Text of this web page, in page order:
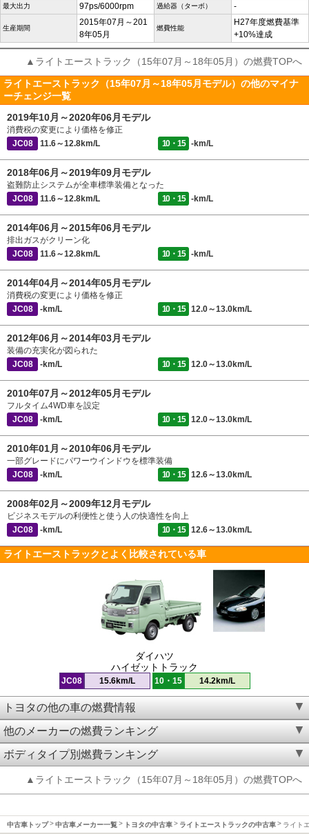
最大出力 97ps/6000rpm 過給器（ターボ） -
生産期間
2015年07月～201
8年05月
燃費性能
H27年度燃費基準
+10%達成
▲ライトエーストラック（15年07月～18年05月）の燃費TOPへ
ライトエーストラック（15年07月～18年05月モデル）の他のマイナ
ーチェンジ一覧
2019年10月～2020年06月モデル
消費税の変更により価格を修正
JC08
11.6～12.8km/L 10・15 -km/L
2018年06月～2019年09月モデル
盗難防止システムが全車標準装備となった
JC08
11.6～12.8km/L 10・15 -km/L
2014年06月～2015年06月モデル
排出ガスがクリーン化
JC08
11.6～12.8km/L 10・15 -km/L
2014年04月～2014年05月モデル
消費税の変更により価格を修正
JC08
-km/L 10・15 12.0～13.0km/L
2012年06月～2014年03月モデル
装備の充実化が図られた
JC08
-km/L 10・15 12.0～13.0km/L
2010年07月～2012年05月モデル
フルタイム4WD車を設定
JC08
-km/L 10・15 12.0～13.0km/L
2010年01月～2010年06月モデル
一部グレードにパワーウインドウを標準装備
JC08
-km/L 10・15 12.6～13.0km/L
2008年02月～2009年12月モデル
ビジネスモデルの利便性と使う人の快適性を向上
JC08
-km/L 10・15 12.6～13.0km/L
ライトエーストラックとよく比較されている車
ダイハツ
ハイゼットトラック
JC08 15.6km/L 10・15 14.2km/L
トヨタの他の車の燃費情報
他のメーカーの燃費ランキング
ボディタイプ別燃費ランキング
▲ライトエーストラック（15年07月～18年05月）の燃費TOPへ
中古車トップ 中古車メーカー一覧 トヨタの中古車 ライトエーストラックの中古車 ライト